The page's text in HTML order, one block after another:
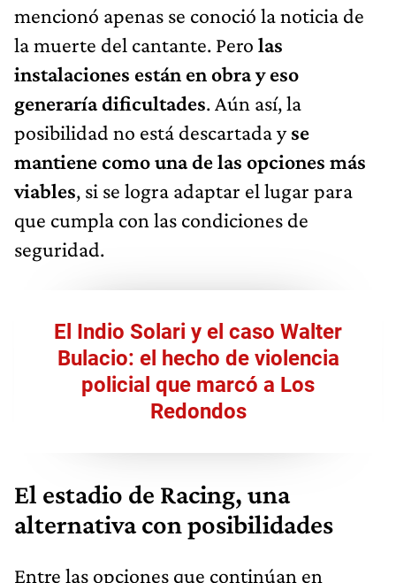
mencionó apenas se conoció la noticia de
la muerte del cantante. Pero las
instalaciones están en obra y eso
generaría dificultades. Aún así, la
posibilidad no está descartada yse
mantiene como una de las opciones más
viables, si se logra adaptar el lugar para
que cumpla con las condiciones de
seguridad.
El Indio Solari y el caso Walter
Bulacio: el hecho de violencia
policial que marcó a Los
Redondos
El estadio de Racing, una
alternativa con posibilidades
Entre las opciones que continúan en